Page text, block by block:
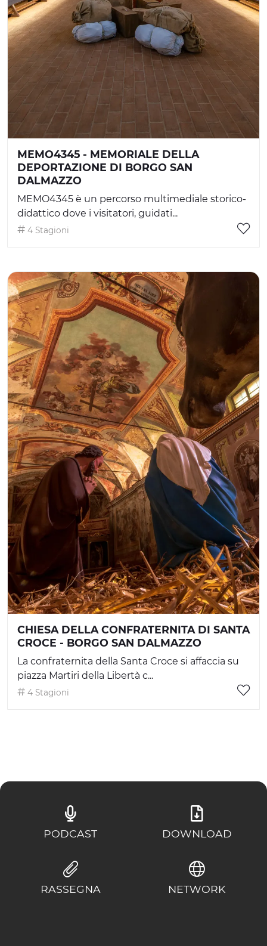
MEMO4345 - MEMORIALE DELLA
DEPORTAZIONE DI BORGO SAN
DALMAZZO
MEMO4345 è un percorso multimediale storico-
didattico dove i visitatori, guidati...
4 Stagioni
CHIESA DELLA CONFRATERNITA DI SANTA
CROCE - BORGO SAN DALMAZZO
La confraternita della Santa Croce si affaccia su
piazza Martiri della Libertà c...
4 Stagioni
PODCAST DOWNLOAD
RASSEGNA NETWORK